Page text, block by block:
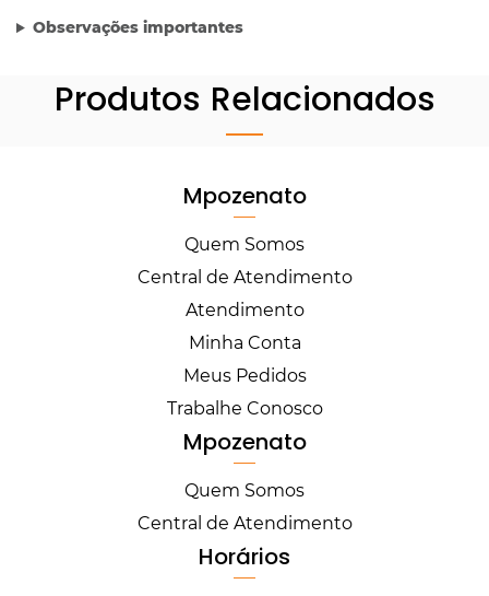
Observações importantes
Produtos Relacionados
Mpozenato
Quem Somos
Central de Atendimento
Atendimento
Minha Conta
Meus Pedidos
Trabalhe Conosco
Mpozenato
Quem Somos
Central de Atendimento
Horários